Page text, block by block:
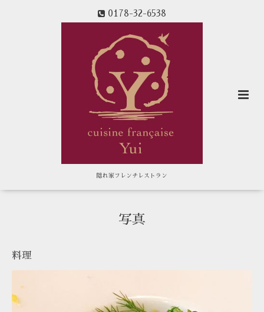
0178-32-6538
隠れ家フレンチレストラン
写真
料理